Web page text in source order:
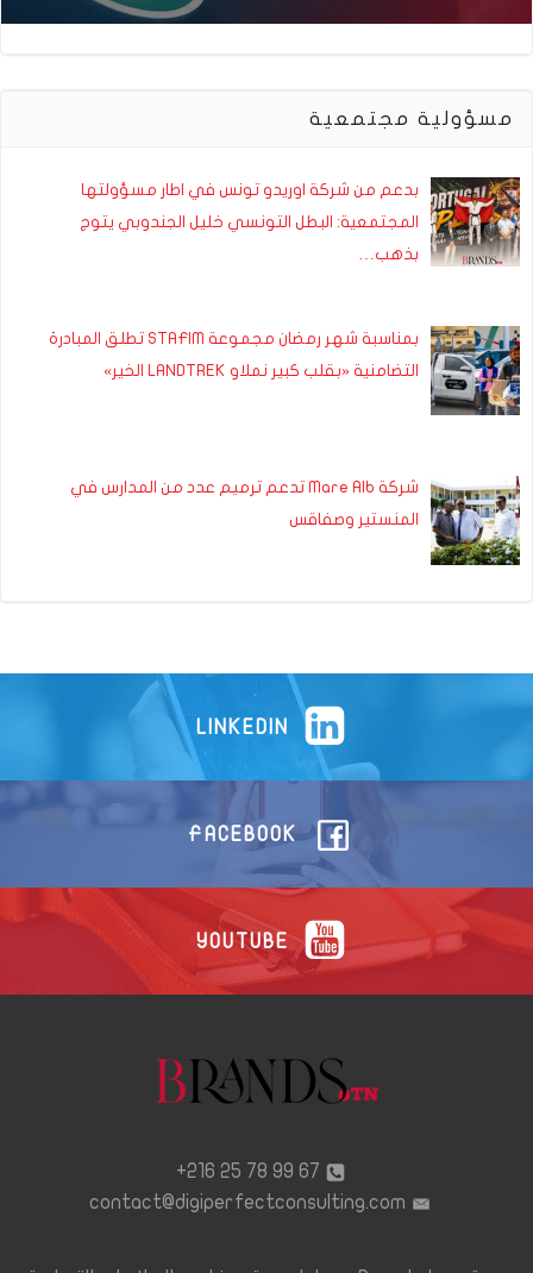
مسؤولية مجتمعية
بدعم من شركة اوريدو تونس في اطار مسؤولتها
المجتمعية: البطل التونسي خليل الجندوبي يتوج
بذهب…
بمناسبة شهر رمضان مجموعة STAFIM تطلق المبادرة
التضامنية «بقلب كبير نملاو LANDTREK الخير»
شركة Mare Alb تدعم ترميم عدد من المدارس في
المنستير وصفاقس
LINKEDIN
FACEBOOK
YOUTUBE
67 99 78 25 216+
contact@digiperfectconsulting.com